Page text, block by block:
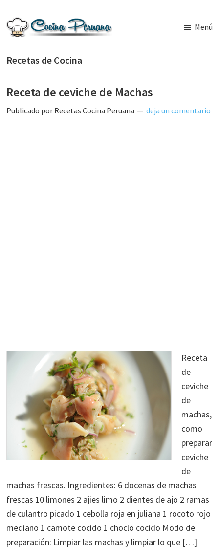
contenido
lateral
Cocina
de
Comida
Peruana
Menú
Recetas de Cocina
Receta de ceviche de Machas
Publicado por Recetas Cocina Peruana deja un comentario
Receta
de
ceviche
de
machas,
como
preparar
ceviche
de
machas frescas. Ingredientes: 6 docenas de machas
frescas 10 limones 2 ajies limo 2 dientes de ajo 2 ramas
de culantro picado 1 cebolla roja en juliana 1 rocoto rojo
mediano 1 camote cocido 1 choclo cocido Modo de
preparación: Limpiar las machas y limpiar lo que […]